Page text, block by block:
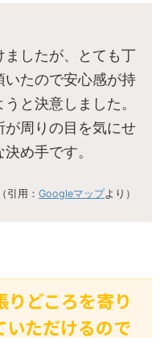
したが、とても丁
たので安心感が持
と決意しました。
周りの目を気にせ
め手です。
（引用： Googleマップより）
どころを寄り
いただけるので